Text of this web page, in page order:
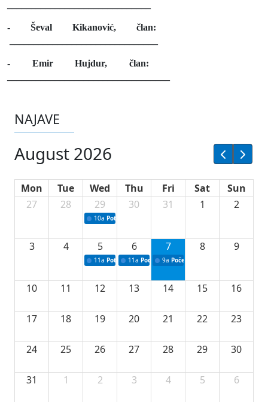
- Ševal Kikanović, član:
- Emir Hujdur, član:
NAJAVE
August 2026
Mon Tue Wed Thu Fri Sat
Sun
27
28 29
10a Potpisivanje ugovora sa neprofitnim
30 31 1 2
3 4 5
11a Potpisivanje ugovora o stipendijama za
6
11a Podrška razvoju vodne infrastrukture u
7
9a Početak izgradnje nove
8 9
10 11 12 13 14 15 16
17 18 19 20 21 22 23
24 25 26 27 28 29 30
31 1 2 3 4 5 6